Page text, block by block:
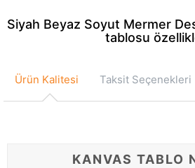
Siyah Beyaz Soyut Mermer
tablosu
Ürün Kalitesi Taksit Seçenekleri
KANVAS TABLO